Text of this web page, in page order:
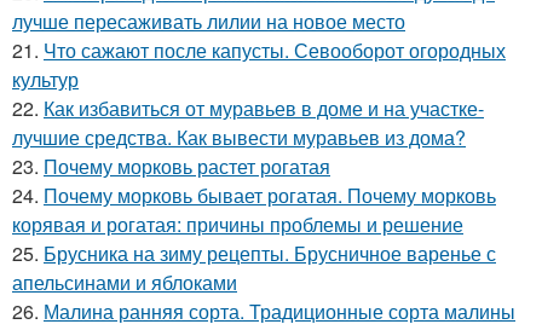
лучше пересаживать лилии на новое место
21. Что сажают после капусты. Севооборот огородных
культур
22. Как избавиться от муравьев в доме и на участке-
лучшие средства. Как вывести муравьев из дома?
23. Почему морковь растет рогатая
24. Почему морковь бывает рогатая. Почему морковь
корявая и рогатая: причины проблемы и решение
25. Брусника на зиму рецепты. Брусничное варенье с
апельсинами и яблоками
26. Малина ранняя сорта. Традиционные сорта малины